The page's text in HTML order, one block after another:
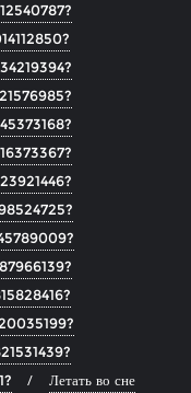
Летать во сне